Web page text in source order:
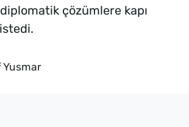
çözümlere kapı
Yusmar